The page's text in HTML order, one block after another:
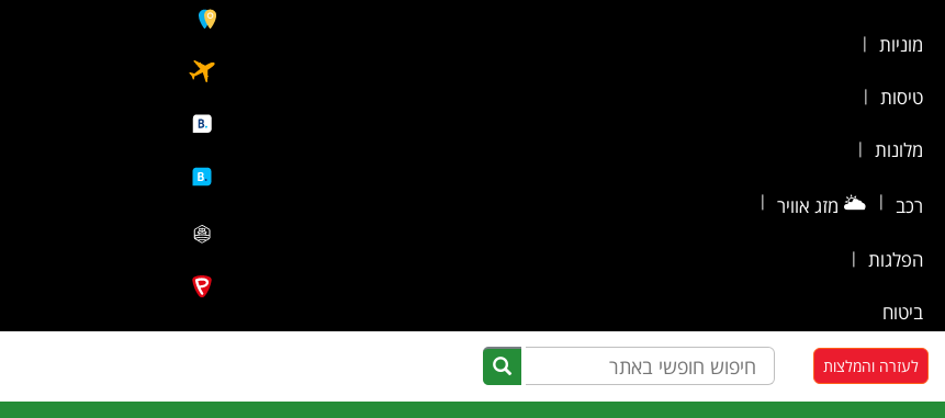
מוניות |
טיסות |
מלונות |
רכב |
🌥️ מזג אוויר |
הפלגות |
ביטוח
לעזרה והמלצות